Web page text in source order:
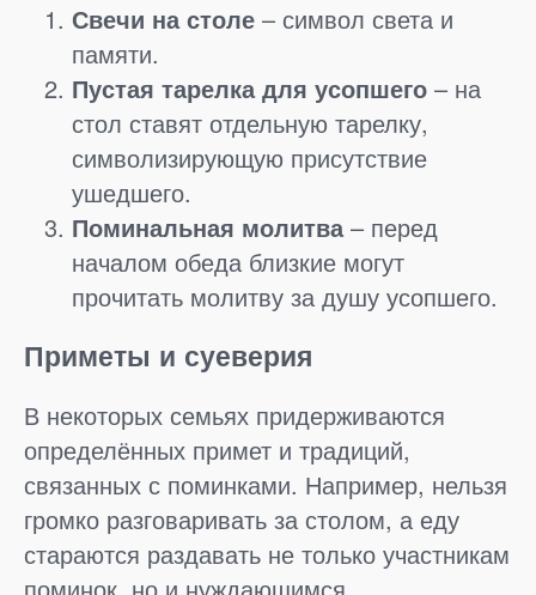
Свечи на столе – символ света и
памяти.
Пустая тарелка для усопшего – на
стол ставят отдельную тарелку,
символизирующую присутствие
ушедшего.
Поминальная молитва– перед
началом обеда близкие могут
прочитать молитву за душу усопшего.
Приметы и суеверия
В некоторых семьях придерживаются
определённых примет и традиций,
связанных с поминками. Например, нельзя
громко разговаривать за столом, а еду
стараются раздавать не только участникам